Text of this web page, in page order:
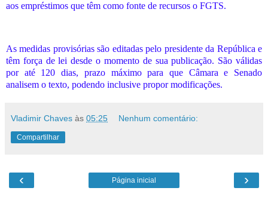
aos empréstimos que têm como fonte de recursos o FGTS.
As medidas provisórias são editadas pelo presidente da República e
têm força de lei desde o momento de sua publicação. São válidas
por até 120 dias, prazo máximo para que Câmara e Senado
analisem o texto, podendo inclusive propor modificações.
Vladimir Chaves às 05:25 Nenhum comentário:
Compartilhar
‹ ›
Página inicial